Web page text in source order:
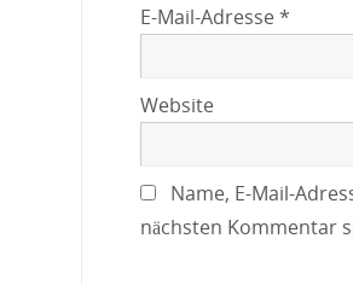
E-Mail-Adresse*
Website
Name, E-Mail-
nächsten Kommentar